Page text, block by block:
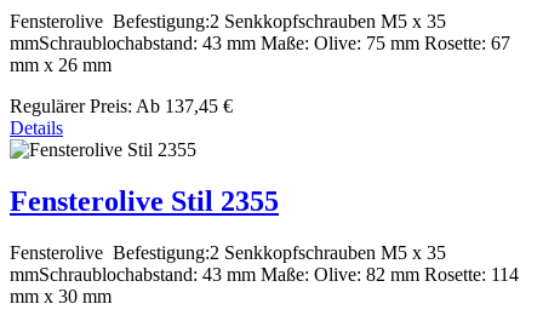
Fensterolive Befestigung:2 Senkkopfschrauben M5 x 35
mmSchraublochabstand: 43 mm Maße: Olive: 75 mm Rosette: 67
mm x 26 mm
Regulärer Preis: Ab 137,45 €
Details
Fensterolive Stil 2355
Fensterolive Befestigung:2 Senkkopfschrauben M5 x 35
mmSchraublochabstand: 43 mm Maße: Olive: 82 mm Rosette: 114
mm x 30 mm